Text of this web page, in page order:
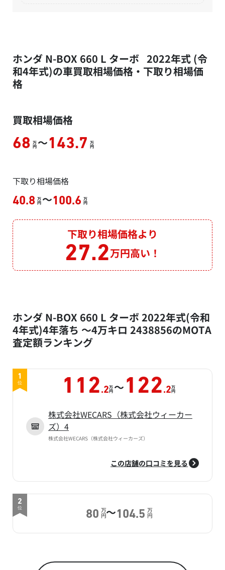
ホンダ N-BOX 660 L ターボ 2022年式 (令
和4年式)の車買取相場価格・下取り相場価
格
買取相場価格
68 万
円 ～143.7 万
円
下取り相場価格
40.8 万
円 ～100.6 万
円
下取り相場価格より
27.2万円高い！
ホンダ N-BOX 660 L ターボ 2022年式(令和
4年式)4年落ち ～4万キロ 2438856のMOTA
査定額ランキング
1
位 112 .2万
円 ～ 122 .2万
円
株式会社WECARS（株式会社ウィーカー
ズ）4
株式会社WECARS（株式会社ウィーカーズ）
この店舗の口コミを見る
2
位
80 万
円～104.5 万
円